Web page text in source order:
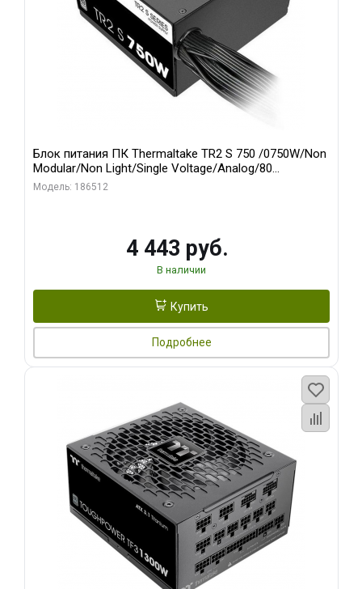
Блок питания ПК Thermaltake TR2 S 750 /0750W/Non
Modular/Non Light/Single Voltage/Analog/80
Plus/EU/Non JP CAP/All Flat Cables
Модель: 186512
4 443 руб.
В наличии
Купить
Подробнее